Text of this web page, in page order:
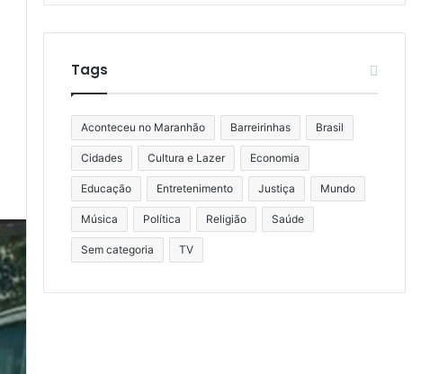
Tags
Aconteceu no Maranhão Barreirinhas Brasil
Cidades Cultura e Lazer Economia
Educação Entretenimento Justiça Mundo
Música Política Religião Saúde
Sem categoria TV